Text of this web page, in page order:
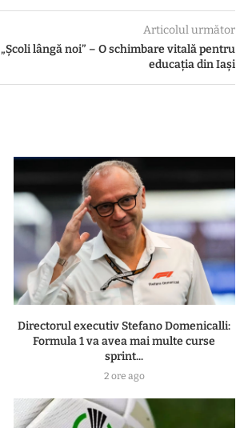
Articolul următor
lângă noi” – O schimbare vitală pentru
educația din Iași
Directorul executiv Stefano Domenicalli:
Formula 1 va avea mai multe curse
sprint...
2 ore ago